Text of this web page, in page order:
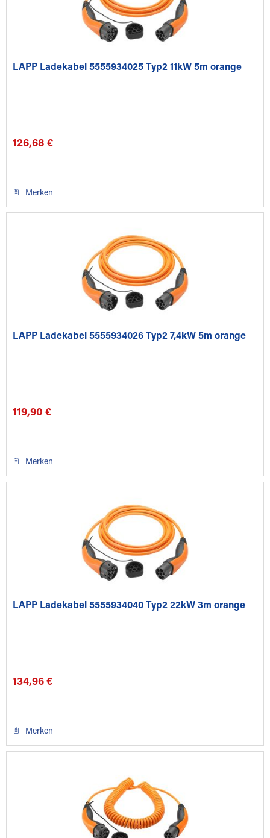
LAPP Ladekabel 5555934025 Typ2 11kW 5m orange
126,68 €
Merken
LAPP Ladekabel 5555934026 Typ2 7,4kW 5m orange
119,90 €
Merken
LAPP Ladekabel 5555934040 Typ2 22kW 3m orange
134,96 €
Merken